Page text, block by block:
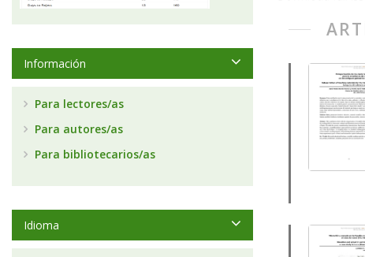
Información
Para lectores/as
Para autores/as
Para bibliotecarios/as
Idioma